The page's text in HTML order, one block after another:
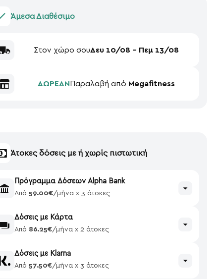
Άμεσα Διαθέσιμο
Στον χώρο σουΔευ 10/08 - Πεμ 13/08
ΔΩΡΕΑΝ Παραλαβή από Megafitness
Άτοκες δόσεις με ή χωρίς πιστωτική
Πρόγραμμα Δόσεων Alpha Bank
Από 59.00€/μήνα x 3 άτοκες
Δόσεις με Κάρτα
Από 86.25€/μήνα x 2 άτοκες
Δόσεις με Klarna
Από 57.50€/μήνα x 3 άτοκες